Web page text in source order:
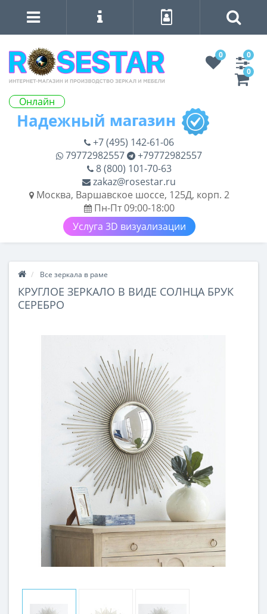
Онлайн
0
0
0
+7 (495) 142-61-06
79772982557
+79772982557
8 (800) 101-70-63
zakaz@rosestar.ru
Москва, Варшавское шоссе, 125Д, корп. 2
Пн-Пт 09:00-18:00
Услуга 3D визуализации
Все зеркала в раме
КРУГЛОЕ ЗЕРКАЛО В ВИДЕ СОЛНЦА БРУК
СЕРЕБРО